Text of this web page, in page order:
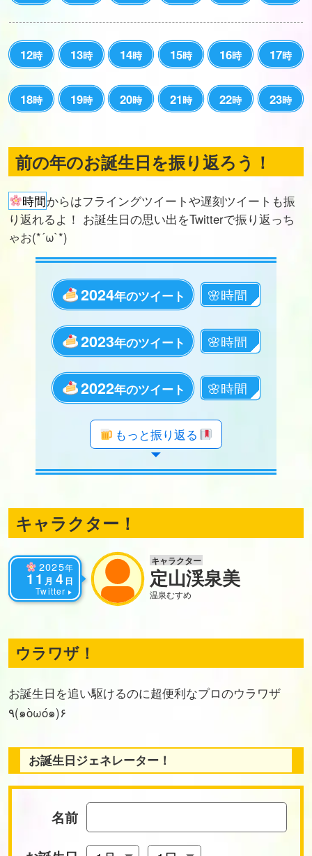
12時 13時 14時 15時 16時 17時
18時 19時 20時 21時 22時 23時
前の年のお誕生日を振り返ろう！
時間からはフライングツイートや遅刻ツイートも振
り返れるよ！ お誕生日の思い出をTwitterで振り返っち
ゃお(*´ω`*)
2024年のツイート
2023年のツイート
2022年のツイート
年のツイート
年のツイート
年のツイート
年のツイート
年のツイート
年のツイート
年のツイート
年のツイート
年のツイート
年のツイート
年のツイート
年のツイート
年のツイート
年のツイート
年のツイート
年のツイート
もっと振り返る
キャラクター！
2025年
11 月 4 日
Twitter
キャラクター
定山渓泉美
温泉むすめ
ウラワザ！
お誕生日を追い駆けるのに超便利なプロのウラワザ
٩(๑òωó๑)۶
お誕生日ジェネレーター！
名前